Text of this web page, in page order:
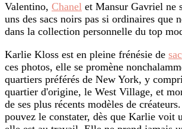
Valentino, Chanel et Mansur Gavriel ne
uns des sacs noirs pas si ordinaires que
dans la collection personnelle du top
Karlie Kloss est en pleine frénésie de
ces photos, elle se promène
quartiers préférés de New York, y
quartier d'origine, le West Village, et
de ses plus récents modèles de
pouvez le constater, dès que Karlie voit